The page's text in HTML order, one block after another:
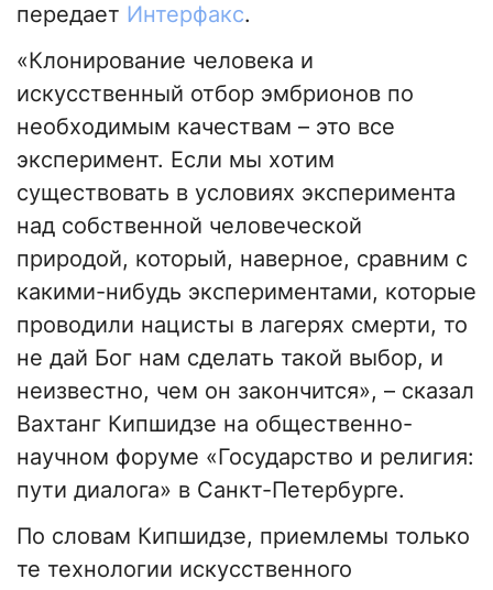
передает Интерфакс.
«Клонирование человека и
искусственный отбор эмбрионов по
необходимым качествам – это все
эксперимент. Если мы хотим
существовать в условиях эксперимента
над собственной человеческой
природой, который, наверное, сравним с
какими-нибудь экспериментами, которые
проводили нацисты в лагерях смерти, то
не дай Бог нам сделать такой выбор, и
неизвестно, чем он закончится», – сказал
Вахтанг Кипшидзе на общественно-
научном форуме «Государство и религия:
пути диалога» в Санкт-Петербурге.
По словам Кипшидзе, приемлемы только
те технологии искусственного